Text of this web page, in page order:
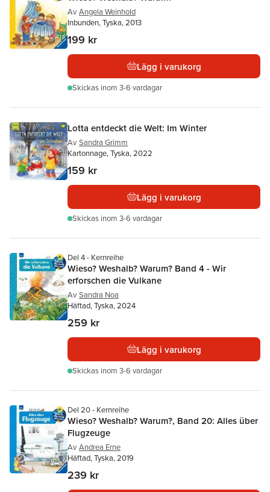
Av Angela Weinhold
Inbunden, Tyska, 2013
199 kr
Lägg i varukorg
Skickas inom 3-6 vardagar
Lotta entdeckt die Welt: Im Winter
Av Sandra Grimm
Kartonnage, Tyska, 2022
159 kr
Lägg i varukorg
Skickas inom 3-6 vardagar
Del 4 - Kernreihe
Wieso? Weshalb? Warum? Band 4 - Wir
erforschen die Vulkane
Av Sandra Noa
Häftad, Tyska, 2024
259 kr
Lägg i varukorg
Skickas inom 3-6 vardagar
Del 20 - Kernreihe
Wieso? Weshalb? Warum?, Band 20: Alles über
Flugzeuge
Av Andrea Erne
Häftad, Tyska, 2019
239 kr